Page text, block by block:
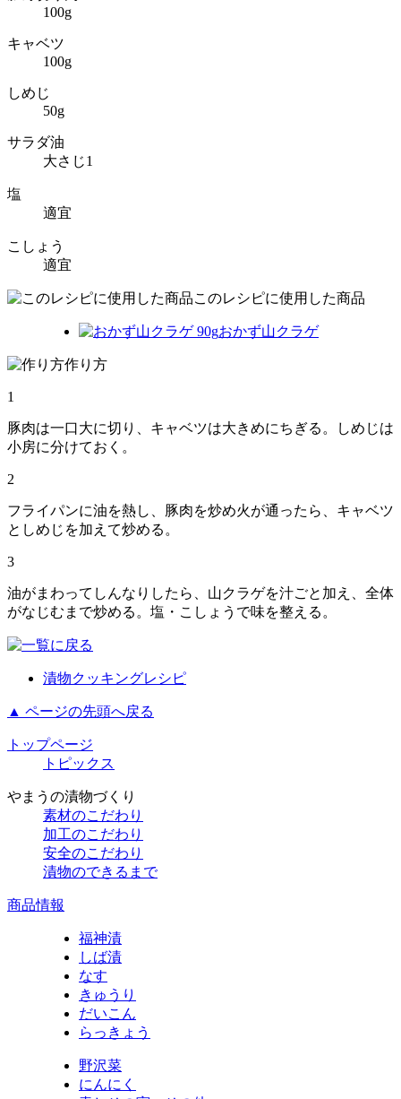
100g
キャベツ
100g
しめじ
50g
サラダ油
大さじ1
塩
適宜
こしょう
適宜
このレシピに使用した商品
おかず山クラゲ
作り方
1
豚肉は一口大に切り、キャベツは大きめにちぎる。しめじは
小房に分けておく。
2
フライパンに油を熱し、豚肉を炒め火が通ったら、キャベツ
としめじを加えて炒める。
3
油がまわってしんなりしたら、山クラゲを汁ごと加え、全体
がなじむまで炒める。塩・こしょうで味を整える。
漬物クッキングレシピ
▲ ページの先頭へ戻る
トップページ
トピックス
やまうの漬物づくり
素材のこだわり
加工のこだわり
安全のこだわり
漬物のできるまで
商品情報
福神漬
しば漬
なす
きゅうり
だいこん
らっきょう
野沢菜
にんにく